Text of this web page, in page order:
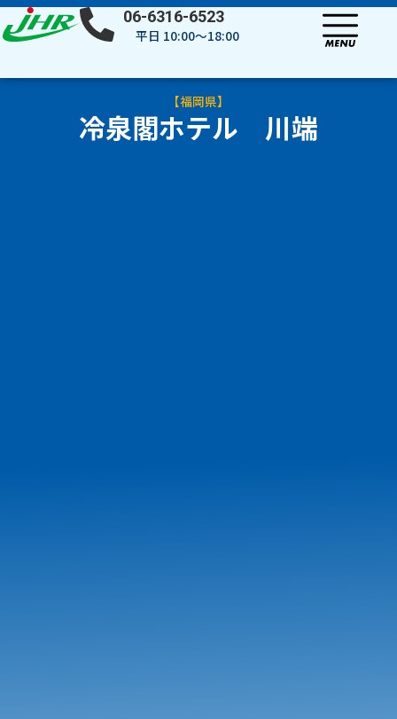
内
容
06-6316-6523
平日 10:00～18:00
【福岡県】
冷泉閣ホテル 川端